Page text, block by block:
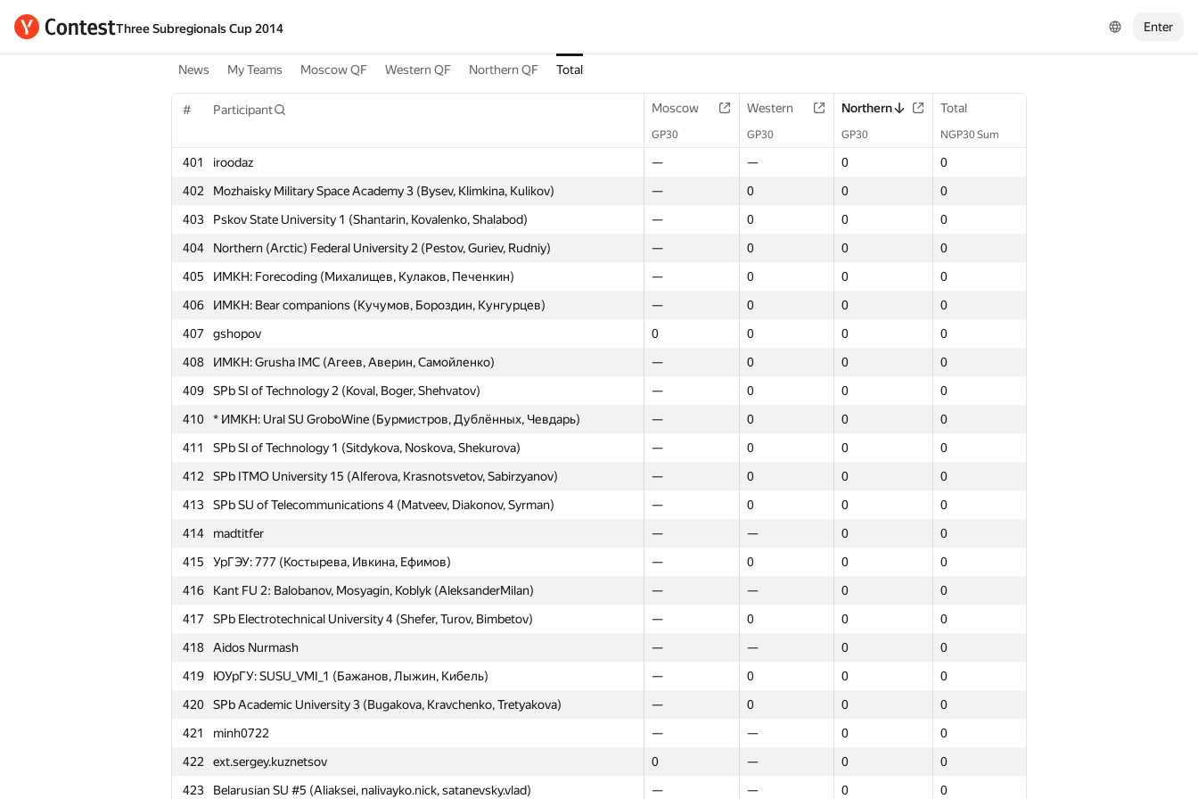
Three Subregionals Cup 2014 Enter
News My Teams Moscow QF Western QF Northern QF Total
# Participant Moscow Western Northern Total
GP30 GP30 GP30 NGP30 Sum
401 iroodaz — — 0
0
402
Mozhaisky Military Space Academy 3 (Bysev, Klimkina, Kulikov) — 0 0
0
403
Pskov State University 1 (Shantarin, Kovalenko, Shalabod) — 0 0
0
404
Northern (Arctic) Federal University 2 (Pestov, Guriev, Rudniy) — 0 0
0
405
ИМКН: Forecoding (Михалищев, Кулаков, Печенкин) — 0 0
0
406
ИМКН: Bear companions (Кучумов, Бороздин, Кунгурцев) — 0 0
0
407
gshopov 0 0 0
0
408
ИМКН: Grusha IMC (Агеев, Аверин, Самойленко) — 0 0
0
409
SPb SI of Technology 2 (Koval, Boger, Shehvatov) — 0 0
0
410
* ИМКН: Ural SU GroboWine (Бурмистров, Дублённых, Чевдарь) — 0 0
0
411
SPb SI of Technology 1 (Sitdykova, Noskova, Shekurova) — 0 0
0
412
SPb ITMO University 15 (Alferova, Krasnotsvetov, Sabirzyanov) — 0 0
0
413
SPb SU of Telecommunications 4 (Matveev, Diakonov, Syrman) — 0 0
0
414
madtitfer — — 0
0
415
УрГЭУ: 777 (Костырева, Ивкина, Ефимов) — 0 0
0
416
Kant FU 2: Balobanov, Mosyagin, Koblyk (AleksanderMilan) — — 0
0
417
SPb Electrotechnical University 4 (Shefer, Turov, Bimbetov) — 0 0
0
418
Aidos Nurmash — — 0
0
419
ЮУрГУ: SUSU_VMI_1 (Бажанов, Лыжин, Кибель) — 0 0
0
420
SPb Academic University 3 (Bugakova, Kravchenko, Tretyakova) — 0 0
0
421
minh0722 — — 0
0
422
ext.sergey.kuznetsov 0 — 0
0
423
Belarusian SU #5 (Aliaksei, nalivayko.nick, satanevsky.vlad) — — 0
0
Participant Moscow Northern Total
GP30 NGP30 Sum